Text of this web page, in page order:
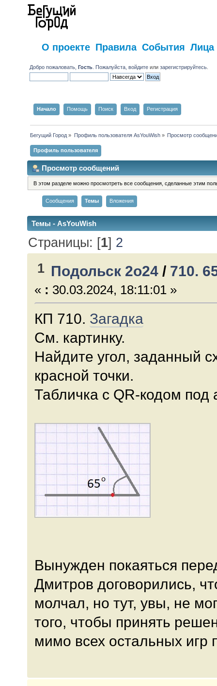
О проекте Правила События Лица
Добро пожаловать,Гость . Пожалуйста,войдите илизарегистрируйтесь
Начало Помощь Поиск Вход Регистрация
Бегущий Город » Профиль пользователя AsYouWish» Просмотр
Профиль пользователя
Просмотр сообщений
В этом разделе можно просмотреть все сообщения, сделанные этим
Сообщения Темы Вложения
Темы - AsYouWish
Страницы: [1] 2
1 Подольск 2о24 / 710.
« : 30.03.2024, 18:11:01 »
КП 710. Загадка
См. картинку.
Найдите угол, заданный
красной точки.
Табличка с QR-кодом под
Вынужден покаяться
Дмитров договорились,
молчал, но тут, увы, не
того, чтобы принять
мимо всех остальных игр